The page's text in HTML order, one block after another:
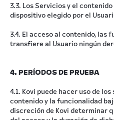
3.3. Los Servicios y el
dispositivo elegido por el
3.4. El acceso al contenido, las
transfiere al Usuario ningún
4. PERÍODOS DE PRUEBA
4.1. Kovi puede hacer uso de
contenido y la funcionalidad
discreción de Kovi determinar